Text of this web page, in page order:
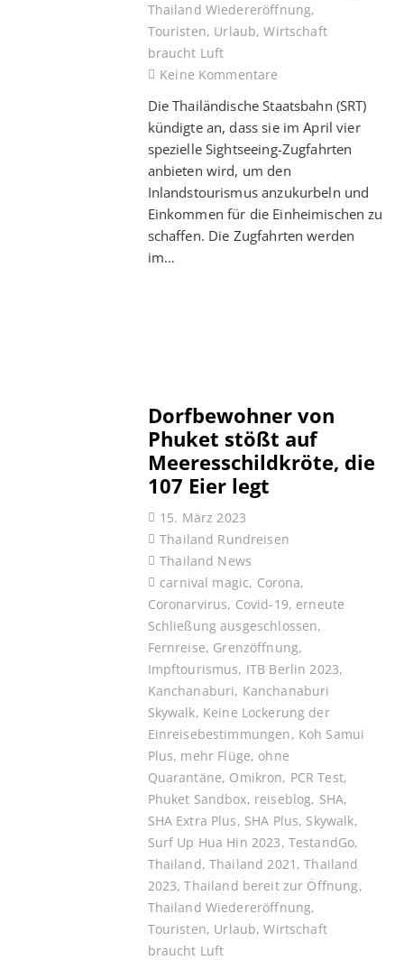
Thailand Wiedereröffnung,
Touristen, Urlaub,Wirtschaft
braucht Luft
Keine Kommentare
Die Thailändische Staatsbahn (SRT)
kündigte an, dass sie im April vier
spezielle Sightseeing-Zugfahrten
anbieten wird, um den
Inlandstourismus anzukurbeln und
Einkommen für die Einheimischen zu
schaffen. Die Zugfahrten werden
im…
Dorfbewohner von
Phuket stößt auf
Meeresschildkröte, die
107 Eier legt
15. März 2023
Thailand Rundreisen
Thailand News
carnival magic, Corona,
Coronarvirus, Covid-19, erneute
Schließung ausgeschlossen,
Fernreise, Grenzöffnung,
Impftourismus, ITB Berlin 2023,
Kanchanaburi, Kanchanaburi
Skywalk, Keine Lockerung der
Einreisebestimmungen, Koh Samui
Plus, mehr Flüge, ohne
Quarantäne, Omikron, PCR Test,
Phuket Sandbox, reiseblog, SHA,
SHA Extra Plus, SHA Plus, Skywalk,
Surf Up Hua Hin 2023, TestandGo,
Thailand,Thailand 2021 ,Thailand
2023,Thailand bereit zur Öffnung,
Thailand Wiedereröffnung,
Touristen, Urlaub,Wirtschaft
braucht Luft